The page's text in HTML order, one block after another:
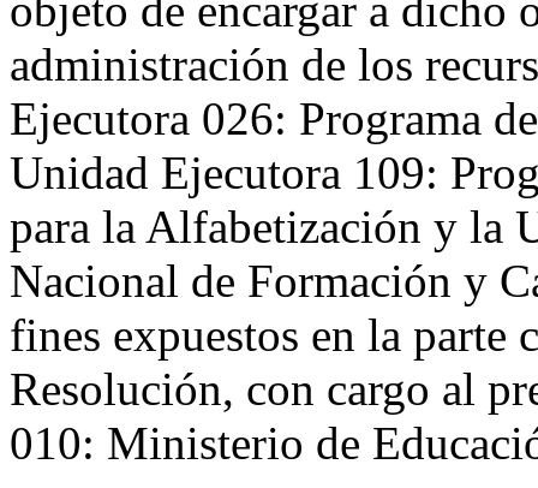
administración de los
Ejecutora 026: Programa
Unidad Ejecutora 109:
para la Alfabetización y la
Nacional de Formación y
fines expuestos en la parte
Resolución, con cargo al
010: Ministerio de